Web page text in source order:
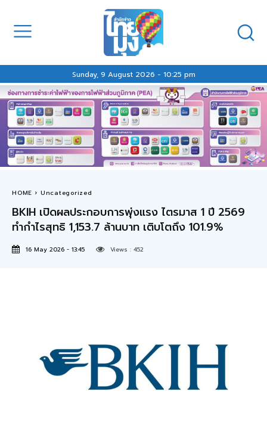
Sunday, 9 August 2026 - 10:25 pm
HOME Uncategorized
BKIH เปิดผลประกอบการพุ่งแรง ไตรมาส 1 ปี 2569
ทำกำไรสุทธิ 1,153.7 ล้านบาท เติบโตถึง 101.9%
16 May 2026 - 13:45 Views : 452